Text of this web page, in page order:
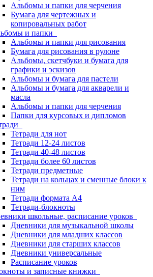
Альбомы и папки для черчения
Бумага для чертежных и
копировальных работ
и папки
Альбомы и папки для рисования
Бумага для рисования в рулоне
Альбомы, скетчбуки и бумага для
графики и эскизов
Альбомы и бумага для пастели
Альбомы и бумага для акварели и
масла
Альбомы и папки для черчения
Папки для курсовых и дипломов
Тетради для нот
Тетради 12-24 листов
Тетради 40-48 листов
Тетради более 60 листов
Тетради предметные
Тетради на кольцах и сменные блоки к
ним
Тетради формата А4
Тетради-блокноты
школьные, расписание уроков
Дневники для музыкальной школы
Дневники для младших классов
Дневники для старших классов
Дневники универсальные
Расписание уроков
и записные книжки